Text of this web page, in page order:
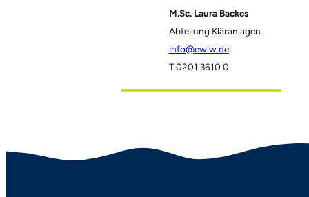
M.Sc. Laura Backes
Abteilung Kläranlagen
info
T 0201 3610 0